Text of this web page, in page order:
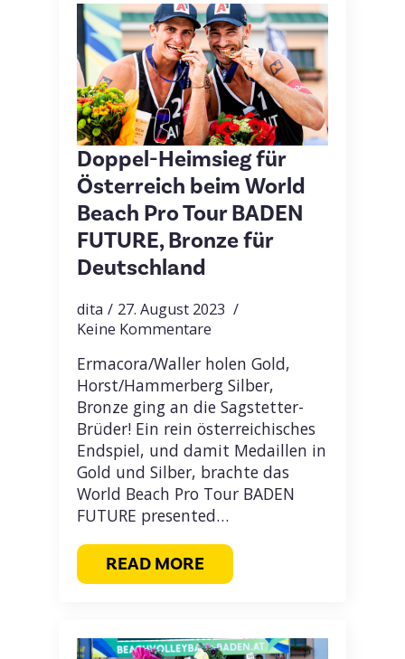
Doppel-Heimsieg für
Österreich beim World
Beach Pro Tour BADEN
FUTURE, Bronze für
Deutschland
dita
27. August 2023
Keine Kommentare
Ermacora/Waller holen Gold,
Horst/Hammerberg Silber,
Bronze ging an die Sagstetter-
Brüder! Ein rein österreichisches
Endspiel, und damit Medaillen in
Gold und Silber, brachte das
World Beach Pro Tour BADEN
FUTURE presented…
READ MORE